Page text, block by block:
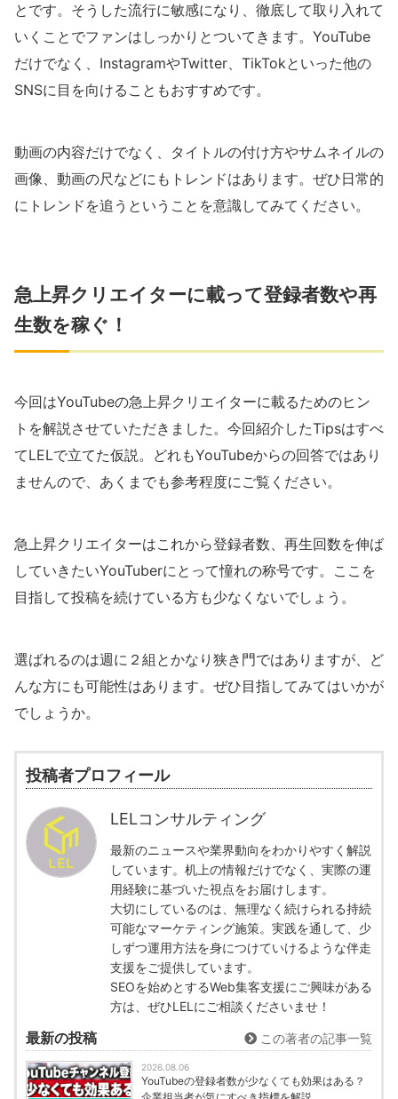
とです。そうした流行に敏感になり、徹底して取り入れて
いくことでファンはしっかりとついてきます。YouTube
だけでなく、InstagramやTwitter、TikTokといった他の
SNSに目を向けることもおすすめです。
動画の内容だけでなく、タイトルの付け方やサムネイルの
画像、動画の尺などにもトレンドはあります。ぜひ日常的
にトレンドを追うということを意識してみてください。
急上昇クリエイターに載って登録者数や再
生数を稼ぐ！
今回はYouTubeの急上昇クリエイターに載るためのヒン
トを解説させていただきました。今回紹介したTipsはすべ
てLELで立てた仮説。どれもYouTubeからの回答ではあり
ませんので、あくまでも参考程度にご覧ください。
急上昇クリエイターはこれから登録者数、再生回数を伸ば
していきたいYouTuberにとって憧れの称号です。ここを
目指して投稿を続けている方も少なくないでしょう。
選ばれるのは週に２組とかなり狭き門ではありますが、ど
んな方にも可能性はあります。ぜひ目指してみてはいかが
でしょうか。
投稿者プロフィール
LELコンサルティング
最新のニュースや業界動向をわかりやすく解説
しています。机上の情報だけでなく、実際の運
用経験に基づいた視点をお届けします。
大切にしているのは、無理なく続けられる持続
可能なマーケティング施策。実践を通して、少
しずつ運用方法を身につけていけるような伴走
支援をご提供しています。
SEOを始めとするWeb集客支援にご興味がある
方は、ぜひLELにご相談くださいませ！
最新の投稿 この著者の記事一覧
2026.08.06
YouTubeの登録者数が少なくても効果はある？